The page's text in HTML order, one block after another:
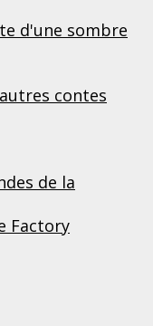
d'une sombre
contes
de la
Factory